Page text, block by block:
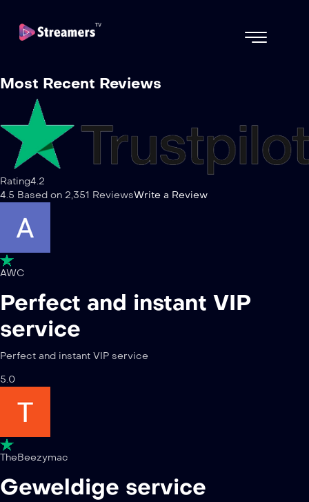
Most Recent Reviews
Rating4.2
4.5 Based on 2,351 ReviewsWrite a Review
AWC
Perfect and instant VIP
service
Perfect and instant VIP service
5.0
TheBeezymac
Geweldige service